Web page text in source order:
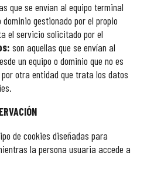
que se envían al equipo terminal
gestionado por el propio
el servicio solicitado por el
son aquellas que se envían al
un equipo o dominio que no es
otra entidad que trata los datos
decookiesdiseñadas para
la persona usuaria accede a